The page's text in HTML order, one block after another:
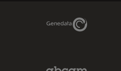
Genedata Link